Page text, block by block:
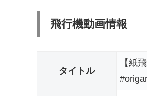
飛行機動画情報
タイトル
【紙